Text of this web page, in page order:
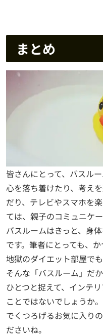
まとめ
皆さんにとって、バスル
心を落ち着けたり、考え
だり、テレビやスマホを
ては、親子のコミュニケ
バスルームはきっと、身
です。筆者にとっても、
地獄のダイエット部屋で
そんな「バスルーム」だ
ひとつと捉えて、インテ
ことではないでしょうか
でくつろげるお気に入り
ださいね。